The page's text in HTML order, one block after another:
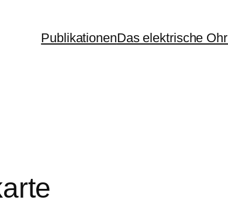
PublikationenDas elektrische Ohr